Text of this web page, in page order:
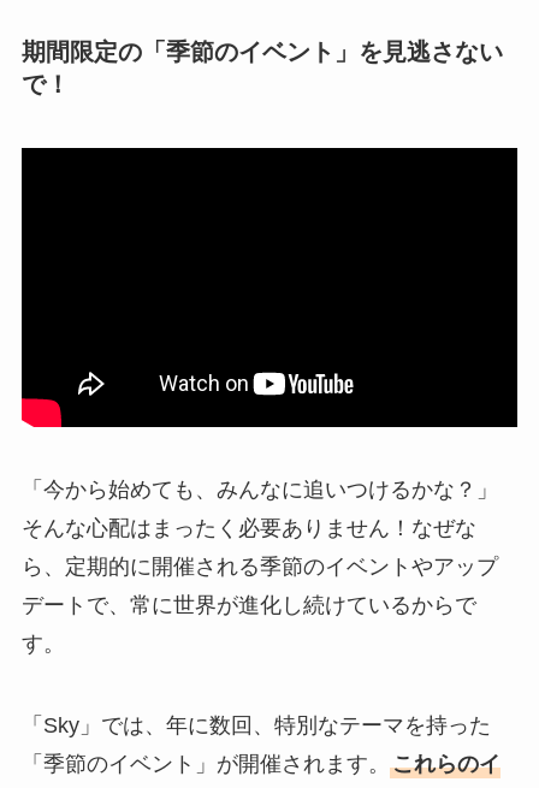
期間限定の「季節のイベント」を見逃さない
で！
「今から始めても、みんなに追いつけるかな？」
そんな心配はまったく必要ありません！なぜな
ら、定期的に開催される季節のイベントやアップ
デートで、常に世界が進化し続けているからで
す。
「Sky」では、年に数回、特別なテーマを持った
「季節のイベント」が開催されます。 これらのイ